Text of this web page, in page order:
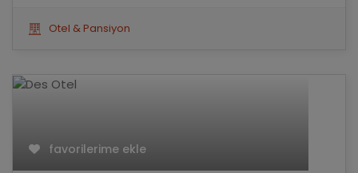
Otel & Pansiyon
favorilerime ekle